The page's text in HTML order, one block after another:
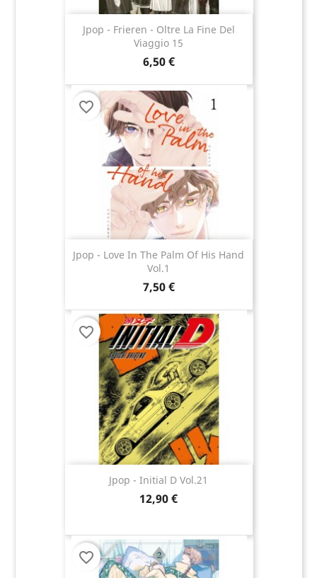
Jpop - Frieren - Oltre La Fine Del
Viaggio 15
6,50 €
Jpop - Love In The Palm Of His Hand
Vol.1
7,50 €
favorite_border
Jpop - Initial D Vol.21
12,90 €
favorite_border
favorite_border